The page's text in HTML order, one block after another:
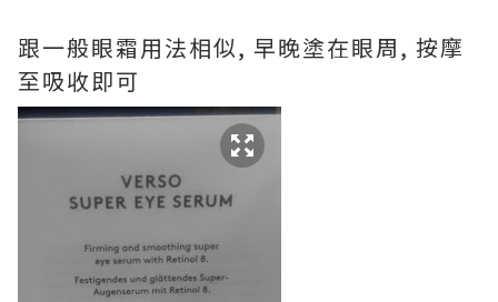
跟一般眼霜用法相似, 早晚塗在眼周, 按摩
至吸收即可